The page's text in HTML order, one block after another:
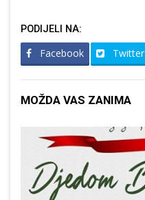
PODIJELI NA:
Facebook Twitter
MOŽDA VAS ZANIMA